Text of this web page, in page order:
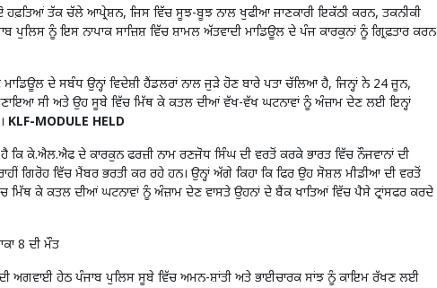
ਤੱਕ ਚੱਲੇ ਆਪ੍ਰੇਸ਼ਨ, ਜਿਸ ਵਿੱਚ ਸੂਝ-ਬੂਝ ਨਾਲ ਖੁਫੀਆ ਜਾਣਕਾਰੀ ਇਕੱਠੀ ਕਰਨ, ਤਕਨੀਕੀ
ਨੂੰ ਇਸ ਨਾਪਾਕ ਸਾਜ਼ਿਸ਼ ਵਿੱਚ ਸ਼ਾਮਲ ਅੱਤਵਾਦੀ ਮਾਡਿਊਲ ਦੇ ਪੰਜ ਕਾਰਕੁਨਾਂ ਨੂੰ ਗ੍ਰਿਫ਼ਤਾਰ ਕਰਨ
ਦੇ ਸਬੰਧ ਉਨ੍ਹਾਂ ਵਿਦੇਸ਼ੀ ਹੈਂਡਲਰਾਂ ਨਾਲ ਜੁੜੇ ਹੋਣ ਬਾਰੇ ਪਤਾ ਚੱਲਿਆ ਹੈ, ਜਿਨ੍ਹਾਂ ਨੇ 24 ਜੂਨ,
ਬਣਾਇਆ ਸੀ ਅਤੇ ਉਹ ਸੂਬੇ ਵਿੱਚ ਮਿੱਥ ਕੇ ਕਤਲ ਦੀਆਂ ਵੱਖ-ਵੱਖ ਘਟਨਾਵਾਂ ਨੂੰ ਅੰਜ਼ਾਮ ਦੇਣ ਲਈ ਇਨ੍ਹਾਂ
KLF-MODULE HELD
ਕਿ ਕੇ.ਐਲ.ਐਫ ਦੇ ਕਾਰਕੁਨ ਫਰਜ਼ੀ ਨਾਮ ਰਣਜੋਧ ਸਿੰਘ ਦੀ ਵਰਤੋਂ ਕਰਕੇ ਭਾਰਤ ਵਿੱਚ ਨੌਜਵਾਨਾਂ ਦੀ
ਗਿਰੋਹ ਵਿੱਚ ਮੈਂਬਰ ਭਰਤੀ ਕਰ ਰਹੇ ਹਨ। ਉਨ੍ਹਾਂ ਅੱਗੇ ਕਿਹਾ ਕਿ ਫਿਰ ਉਹ ਸੋਸ਼ਲ ਮੀਡੀਆ ਦੀ ਵਰਤੋਂ
ਕੇ ਕਤਲ ਦੀਆਂ ਘਟਨਾਵਾਂ ਨੂੰ ਅੰਜ਼ਾਮ ਦੇਣ ਵਾਸਤੇ ਉਹਨਾਂ ਦੇ ਬੈਂਕ ਖਾਤਿਆਂ ਵਿੱਚ ਪੈਸੇ ਟ੍ਰਾਂਸਫਰ ਕਰਦੇ
8 ਦੀ ਮੌਤ
ਅਗਵਾਈ ਹੇਠ ਪੰਜਾਬ ਪੁਲਿਸ ਸੂਬੇ ਵਿੱਚ ਅਮਨ-ਸ਼ਾਂਤੀ ਅਤੇ ਭਾਈਚਾਰਕ ਸਾਂਝ ਨੂੰ ਕਾਇਮ ਰੱਖਣ ਲਈ